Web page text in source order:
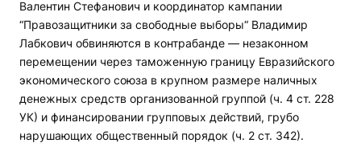
Валентин Стефанович и координатор кампании
“Правозащитники за свободные выборы“ Владимир
Лабкович обвиняются в контрабанде — незаконном
перемещении через таможенную границу Евразийского
экономического союза в крупном размере наличных
денежных средств организованной группой (ч. 4 ст. 228
УК) и финансировании групповых действий, грубо
нарушающих общественный порядок (ч. 2 ст. 342).